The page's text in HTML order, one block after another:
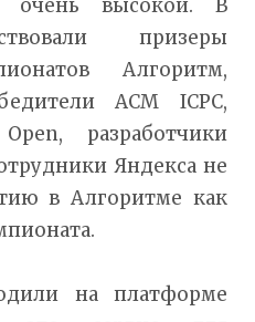
очень высокой. В
призеры
Алгоритм,
ACM ICPC,
разработчики
Яндекса не
в Алгоритме как
на платформе